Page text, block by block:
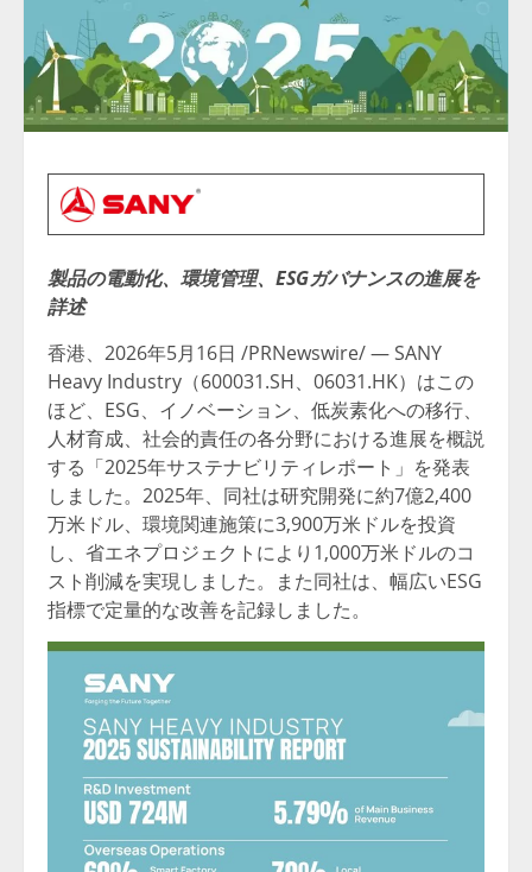
製品の電動化、環境管理、 ESGガバナンスの進展を
詳述
香港、2026年5月16日 /PRNewswire/ — SANY
Heavy Industry（600031.SH、06031.HK）はこの
ほど、ESG、イノベーション、低炭素化への移行、
人材育成、社会的責任の各分野における進展を概説
する「2025年サステナビリティレポート」を発表
しました。2025年、同社は研究開発に約7億2,400
万米ドル、環境関連施策に3,900万米ドルを投資
し、省エネプロジェクトにより1,000万米ドルのコ
スト削減を実現しました。また同社は、幅広いESG
指標で定量的な改善を記録しました。